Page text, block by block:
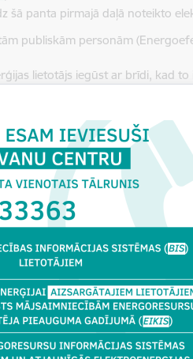
šā panta pirmajā daļā noteikto
publiskām personām
lietotājs iegūst ar brīdi, kad